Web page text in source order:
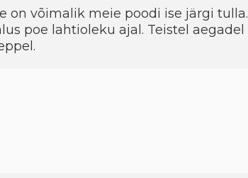
on võimalik meie poodi ise järgi tulla.
poe lahtioleku ajal. Teistel aegadel